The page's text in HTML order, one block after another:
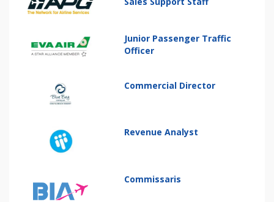
Junior Passenger Traffic
Officer
Commercial Director
Revenue Analyst
Commissaris